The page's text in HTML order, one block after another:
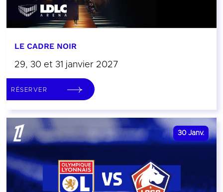
LE CADRE NOIR
29, 30 et 31 janvier 2027
RÉSERVER
30 Janv.